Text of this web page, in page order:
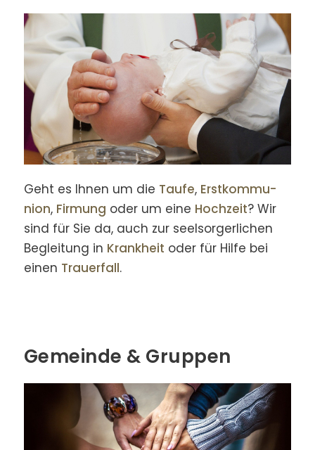
Geht es Ihnen um die Taufe, Erst­kommu­
nion, Firmung oder um eine Hochzeit? Wir
sind für Sie da, auch zur seel­sorger­lichen
Begleitung in Krankheit oder für Hilfe bei
einen Trauer­fall.
Gemeinde & Gruppen